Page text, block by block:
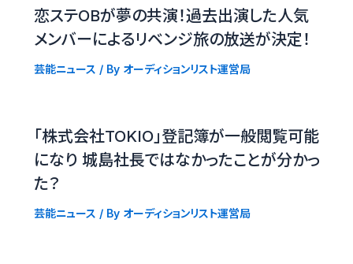
恋ステOBが夢の共演！過去出演した人気
メンバーによるリベンジ旅の放送が決定！
芸能ニュース / By オーディションリスト運営局
「株式会社TOKIO」登記簿が一般閲覧可能
になり 城島社長ではなかったことが分かっ
た？
芸能ニュース / By オーディションリスト運営局